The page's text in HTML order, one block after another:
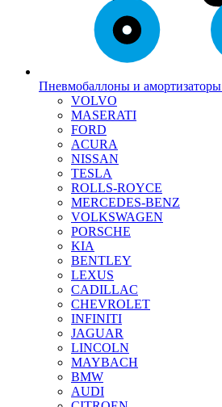
Пневмобаллоны и амортизаторы
VOLVO
MASERATI
FORD
ACURA
NISSAN
TESLA
ROLLS-ROYCE
MERCEDES-BENZ
VOLKSWAGEN
PORSCHE
KIA
BENTLEY
LEXUS
CADILLAC
CHEVROLET
INFINITI
JAGUAR
LINCOLN
MAYBACH
BMW
AUDI